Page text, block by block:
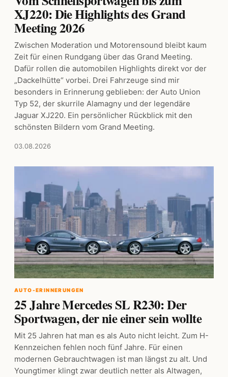
XJ220: Die Highlights des Grand
Meeting 2026
Zwischen Moderation und Motorensound bleibt kaum
Zeit für einen Rundgang über das Grand Meeting.
Dafür rollen die automobilen Highlights direkt vor der
„Dackelhütte“ vorbei. Drei Fahrzeuge sind mir
besonders in Erinnerung geblieben: der Auto Union
Typ 52, der skurrile Alamagny und der legendäre
Jaguar XJ220. Ein persönlicher Rückblick mit den
schönsten Bildern vom Grand Meeting.
03.08.2026
AUTO-ERINNERUNGEN
25 Jahre Mercedes SL R230: Der
Sportwagen, der nie einer sein wollte
Mit 25 Jahren hat man es als Auto nicht leicht. Zum H-
Kennzeichen fehlen noch fünf Jahre. Für einen
modernen Gebrauchtwagen ist man längst zu alt. Und
Youngtimer klingt zwar deutlich netter als Altwagen,